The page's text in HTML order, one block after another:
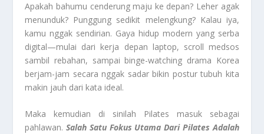
Apakah bahumu cenderung maju ke depan? Leher agak
menunduk? Punggung sedikit melengkung? Kalau iya,
kamu nggak sendirian. Gaya hidup modern yang serba
digital—mulai dari kerja depan laptop, scroll medsos
sambil rebahan, sampai binge-watching drama Korea
berjam-jam secara nggak sadar bikin postur tubuh kita
makin jauh dari kata ideal.
Maka kemudian di sinilah Pilates masuk sebagai
pahlawan.Salah Satu Fokus Utama Dari Pilates Adalah